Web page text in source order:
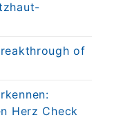
of
Herz Check